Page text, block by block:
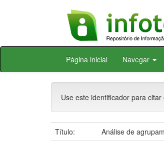
Skip
Página inicial Navegar
Use este identificador para
Título:
Análise de